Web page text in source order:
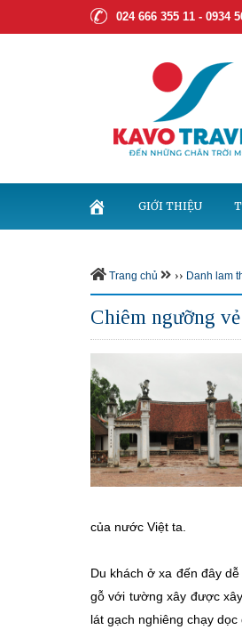
024 666 355 11 - 0934
GIỚI THIỆU
Trang chủ ›› Danh lam
Chiêm ngưỡng
của nước Việt ta.
Du khách ở xa đến đây
gỗ với tường xây được
lát gạch nghiêng chạy